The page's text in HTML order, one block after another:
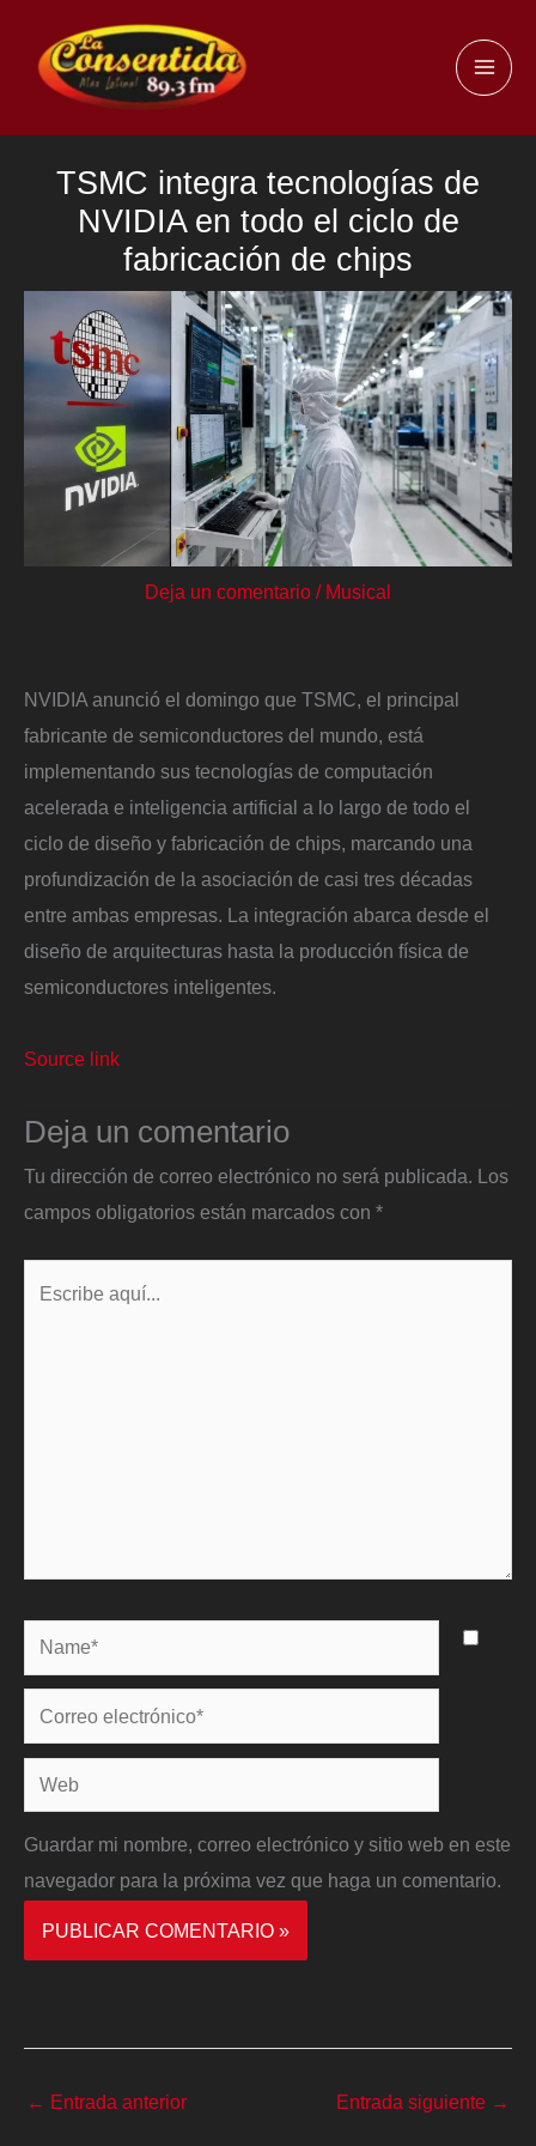
contenido
TSMC integra tecnologías de
NVIDIA en todo el ciclo de
fabricación de chips
Deja un comentario / Musical
NVIDIA anunció el domingo que TSMC, el principal
fabricante de semiconductores del mundo, está
implementando sus tecnologías de computación
acelerada e inteligencia artificial a lo largo de todo el
ciclo de diseño y fabricación de chips, marcando una
profundización de la asociación de casi tres décadas
entre ambas empresas. La integración abarca desde el
diseño de arquitecturas hasta la producción física de
semiconductores inteligentes.
Source link
Deja un comentario
Tu dirección de correo electrónico no será publicada.
Los
campos obligatorios están marcados con *
Name*
Correo
electrónico*
Web
Guardar mi nombre, correo electrónico y sitio web en este
navegador para la próxima vez que haga un comentario.
← Entrada anterior Entrada siguiente →